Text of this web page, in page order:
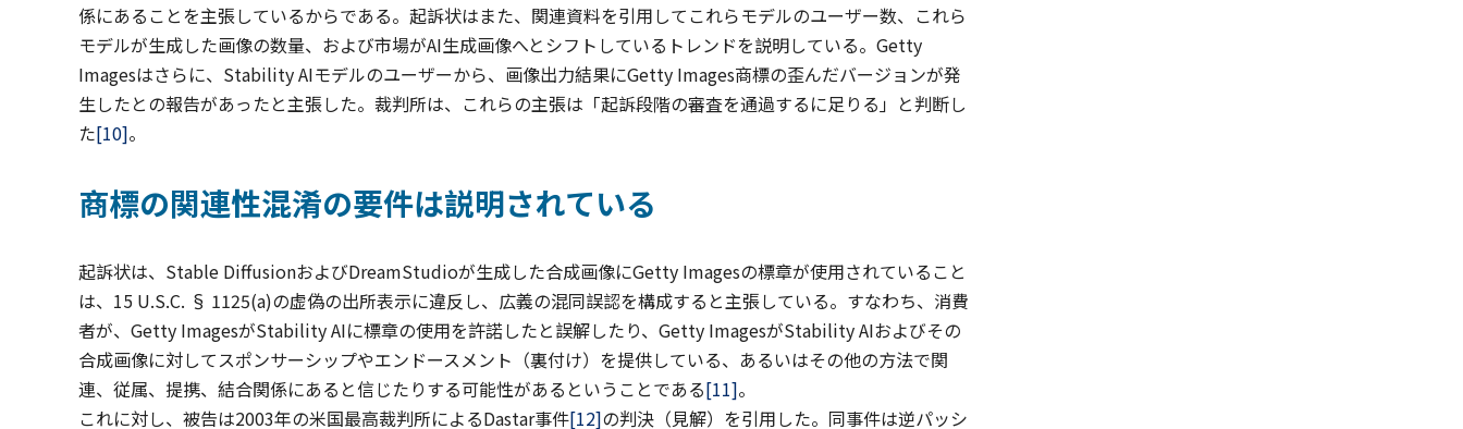
係にあることを主張しているからである。起訴状はまた、関連資料を引用してこれらモデルのユーザー数、これら
モデルが生成した画像の数量、および市場がAI生成画像へとシフトしているトレンドを説明している。Getty
Imagesはさらに、Stability AIモデルのユーザーから、画像出力結果にGetty Images商標の歪んだバージョンが発
生したとの報告があったと主張した。裁判所は、これらの主張は「起訴段階の審査を通過するに足りる」と判断し
た[10]。
商標の関連性混淆の要件は説明されている
起訴状は、Stable DiffusionおよびDreamStudioが生成した合成画像にGetty Imagesの標章が使用されていること
は、15 U.S.C. § 1125(a)の虚偽の出所表示に違反し、広義の混同誤認を構成すると主張している。すなわち、消費
者が、Getty ImagesがStability AIに標章の使用を許諾したと誤解したり、Getty ImagesがStability AIおよびその
合成画像に対してスポンサーシップやエンドースメント（裏付け）を提供している、あるいはその他の方法で関
連、従属、提携、結合関係にあると信じたりする可能性があるということである[11]。
これに対し、被告は2003年の米国最高裁判所によるDastar事件[12]の判決（見解）を引用した。同事件は逆パッシ